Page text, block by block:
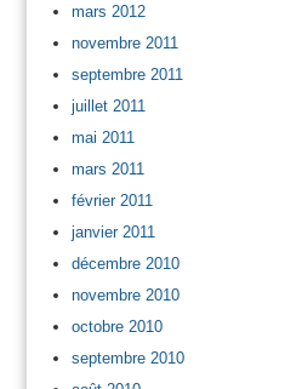
mars 2012
novembre 2011
septembre 2011
juillet 2011
mai 2011
mars 2011
février 2011
janvier 2011
décembre 2010
novembre 2010
octobre 2010
septembre 2010